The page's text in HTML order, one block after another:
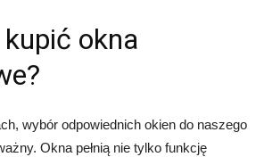
okna
wybór odpowiednich okien do naszego
Okna pełnią nie tylko funkcję